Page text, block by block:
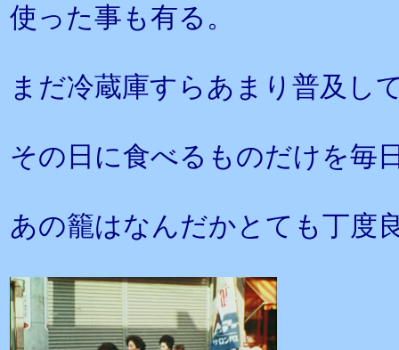
使った事も有る。
まだ冷蔵庫すらあまり普及し
その日に食べるものだけを毎
あの籠はなんだかとても丁度